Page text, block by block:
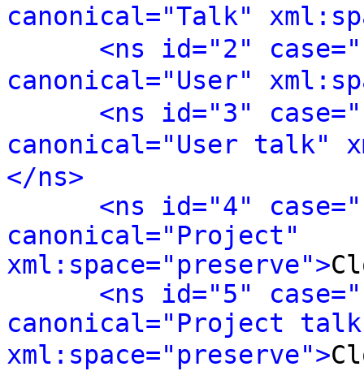
canonical="Talk"
<ns id="2"
canonical="User"
<ns id="3"
canonical="User talk"
</ns>
<ns id="4"
canonical="Project"
xml:space="preserve">
<ns id="5"
canonical="Project
xml:space="preserve">